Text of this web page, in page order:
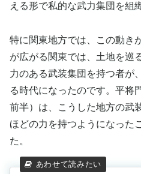
える形で私的な武力集団を組
特に関東地方では、この動き
が広がる関東では、土地を巡
力のある武装集団を持つ者が
る時代になったのです。平将
前半）は、こうした地方の武
ほどの力を持つようになった
た。